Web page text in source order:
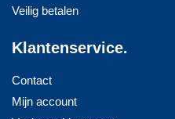
Veilig betalen
Klantenservice.
Contact
Mijn account